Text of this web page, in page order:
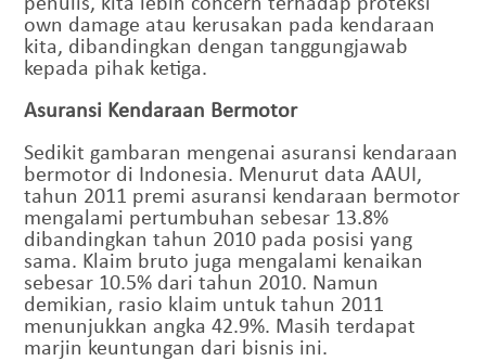
own damage atau kerusakan pada kendaraan
kita, dibandingkan dengan tanggungjawab
kepada pihak ketiga.
Asuransi Kendaraan Bermotor
Sedikit gambaran mengenai asuransi kendaraan
bermotor di Indonesia. Menurut data AAUI,
tahun 2011 premi asuransi kendaraan bermotor
mengalami pertumbuhan sebesar 13.8%
dibandingkan tahun 2010 pada posisi yang
sama. Klaim bruto juga mengalami kenaikan
sebesar 10.5% dari tahun 2010. Namun
demikian, rasio klaim untuk tahun 2011
menunjukkan angka 42.9%. Masih terdapat
marjin keuntungan dari bisnis ini.